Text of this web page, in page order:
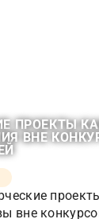
ПРОЕКТЫ
ВНЕ
вне